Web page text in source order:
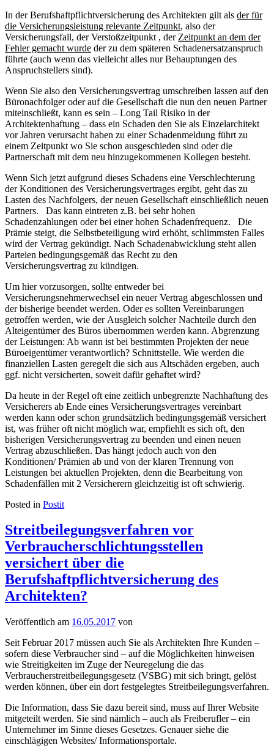
In der Berufshaftpflichtversicherung des Architekten gilt als der für
die Versicherungsleistung relevante Zeitpunkt, also der
Versicherungsfall, der Verstoßzeitpunkt , der Zeitpunkt an dem der
Fehler gemacht wurde der zu dem späteren Schadenersatzanspruch
führte (auch wenn das vielleicht alles nur Behauptungen des
Anspruchstellers sind).
Wenn Sie also den Versicherungsvertrag umschreiben lassen auf den
Büronachfolger oder auf die Gesellschaft die nun den neuen Partner
miteinschließt, kann es sein – Long Tail Risiko in der
Architektenhaftung – dass ein Schaden den Sie als Einzelarchitekt
vor Jahren verursacht haben zu einer Schadenmeldung führt zu
einem Zeitpunkt wo Sie schon ausgeschieden sind oder die
Partnerschaft mit dem neu hinzugekommenen Kollegen besteht.
Wenn Sich jetzt aufgrund dieses Schadens eine Verschlechterung
der Konditionen des Versicherungsvertrages ergibt, geht das zu
Lasten des Nachfolgers, der neuen Gesellschaft einschließlich neuen
Partners. Das kann eintreten z.B. bei sehr hohen
Schadenzahlungen oder bei einer hohen Schadenfrequenz. Die
Prämie steigt, die Selbstbeteiligung wird erhöht, schlimmsten Falles
wird der Vertrag gekündigt. Nach Schadenabwicklung steht allen
Parteien bedingungsgemäß das Recht zu den
Versicherungsvertrag zu kündigen.
Um hier vorzusorgen, sollte entweder bei
Versicherungsnehmerwechsel ein neuer Vertrag abgeschlossen und
der bisherige beendet werden. Oder es sollten Vereinbarungen
getroffen werden, wie der Ausgleich solcher Nachteile durch den
Alteigentümer des Büros übernommen werden kann. Abgrenzung
der Leistungen: Ab wann ist bei bestimmten Projekten der neue
Büroeigentümer verantwortlich? Schnittstelle. Wie werden die
finanziellen Lasten geregelt die sich aus Altschäden ergeben, auch
ggf. nicht versicherten, soweit dafür gehaftet wird?
Da heute in der Regel oft eine zeitlich unbegrenzte Nachhaftung des
Versicherers ab Ende eines Versicherungsvertrages vereinbart
werden kann oder schon grundsätzlich bedingungsgemäß versichert
ist, was früher oft nicht möglich war, empfiehlt es sich oft, den
bisherigen Versicherungsvertrag zu beenden und einen neuen
Vertrag abzuschließen. Das hängt jedoch auch von den
Konditionen/ Prämien ab und von der klaren Trennung von
Leistungen bei aktuellen Projekten, denn die Bearbeitung von
Schadenfällen mit 2 Versicherern gleichzeitig ist oft schwierig.
Posted in Postit
Streitbeilegungsverfahren vor
Verbraucherschlichtungsstellen
versichert über die
Berufshaftpflichtversicherung des
Architekten?
Veröffentlich am 16.05.2017 von
Seit Februar 2017 müssen auch Sie als Architekten Ihre Kunden –
sofern diese Verbraucher sind – auf die Möglichkeiten hinweisen
wie Streitigkeiten im Zuge der Neuregelung die das
Verbraucherstreitbeilegungsgesetz (VSBG) mit sich bringt, gelöst
werden können, über ein dort festgelegtes Streitbeilegungsverfahren.
Die Information, dass Sie dazu bereit sind, muss auf Ihrer Website
mitgeteilt werden. Sie sind nämlich – auch als Freiberufler – ein
Unternehmer im Sinne dieses Gesetzes. Genauer siehe die
einschlägigen Websites/ Informationsportale.